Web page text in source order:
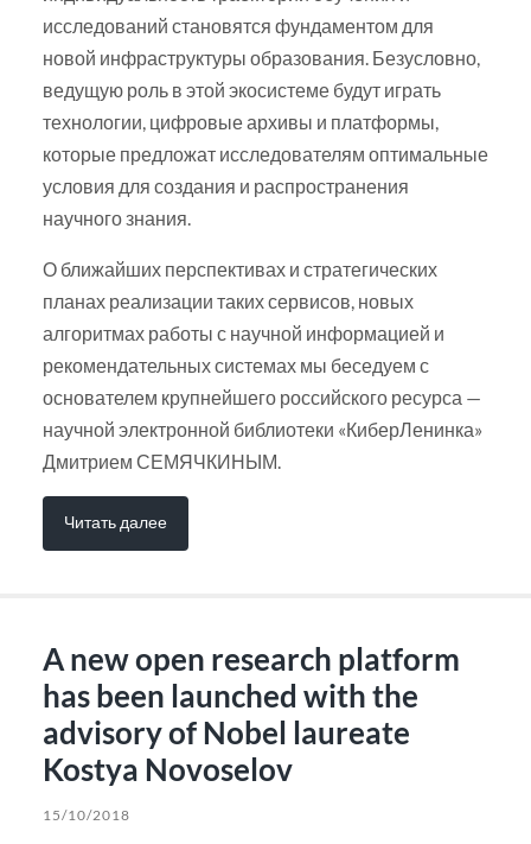
исследований становятся фундаментом для
новой инфраструктуры образования. Безусловно,
ведущую роль в этой экосистеме будут играть
технологии, цифровые архивы и платформы,
которые предложат исследователям оптимальные
условия для создания и распространения
научного знания.
О ближайших перспективах и стратегических
планах реализации таких сервисов, новых
алгоритмах работы с научной информацией и
рекомендательных системах мы беседуем с
основателем крупнейшего российского ресурса —
научной электронной библиотеки «КиберЛенинка»
Дмитрием СЕМЯЧКИНЫМ.
Читать далее
A new open research platform
has been launched with the
advisory of Nobel laureate
Kostya Novoselov
15/10/2018